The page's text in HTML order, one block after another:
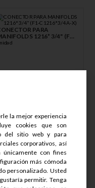
PARA
1216* 3/4" (F1-
4 A-X)
8.45
Agregar al carrito
la mejor experiencia
cookies que son
del sitio web y para
corporativos, así
con fines
más cómoda
personalizado. Usted
permitir. Tenga